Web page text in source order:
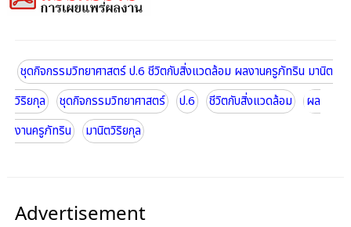
ชุดกิจกรรมวิทยาศาสตร์ ป.6 ชีวิตกับสิ่งแวดล้อม ผลงานครูภัทริน มานิต
วิริยกุล
ชุดกิจกรรมวิทยาศาสตร์ ป.6 ชีวิตกับสิ่งแวดล้อม
ผล
งานครูภัทริน
มานิตวิริยกุล
Advertisement